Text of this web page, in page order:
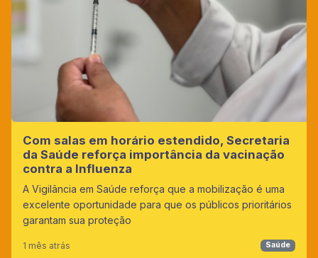
Com salas em horário estendido, Secretaria
da Saúde reforça importância da vacinação
contra a Influenza
A Vigilância em Saúde reforça que a mobilização é uma
excelente oportunidade para que os públicos prioritários
garantam sua proteção
1 mês atrás Saúde